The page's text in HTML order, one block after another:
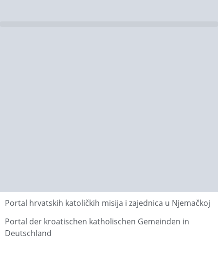
Portal hrvatskih katoličkih misija i zajednica u Njemačkoj
Portal der kroatischen katholischen Gemeinden in
Deutschland